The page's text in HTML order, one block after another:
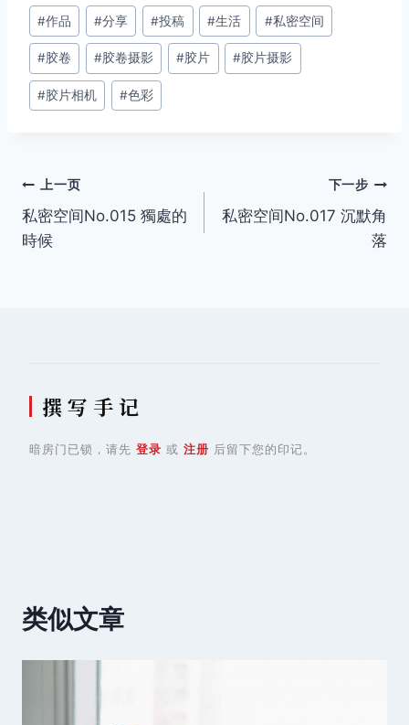
文
章
标
签：
#作品 #分享 #投稿 #生活 #私密空间
#胶卷 #胶卷摄影 #胶片 #胶片摄影
#胶片相机 #色彩
文
章
上一页
私密空间No.015 獨處的
時候
下一步
私密空间No.017 沉默角
落
撰 写 手 记
暗房门已锁，请先 登录 或 注册 后留下您的印记。
类似文章